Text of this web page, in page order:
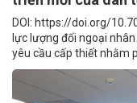
DOI: https://doi.org/
lực lượng đối ngoại
yêu cầu cấp thiết nhằm